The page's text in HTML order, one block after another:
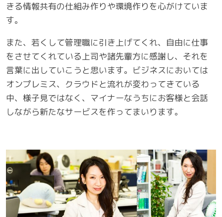
きる情報共有の仕組み作りや環境作りを心がけていま
す。
また、若くして管理職に引き上げてくれ、自由に仕事
をさせてくれている上司や諸先輩方に感謝し、それを
言葉に出していこうと思います。ビジネスにおいては
オンプレミス、クラウドと流れが変わってきている
中、様子見ではなく、マイナーなうちにお客様と会話
しながら新たなサービスを作ってまいります。